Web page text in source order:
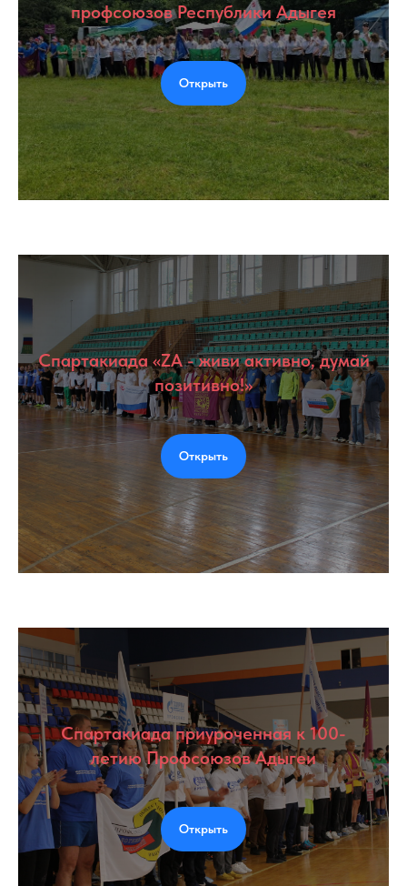
профсоюзов Республики Адыгея
Открыть
Спартакиада «ZA - живи активно, думай
позитивно!»
Открыть
Спартакиада приуроченная к 100-
летию Профсоюзов Адыгеи
Открыть